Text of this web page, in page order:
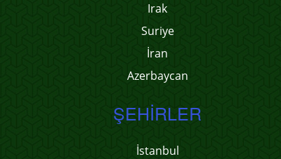
Irak
Suriye
İran
Azerbaycan
ŞEHIRLER
İstanbul